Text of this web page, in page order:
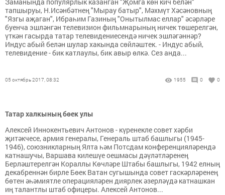
Заманында популярлык казанган "Җомга көн кич белән"
тапшыруы, Н.Исәнбәтнең "Мырау батыр", Мәхмүт Хәсәновның
"Язгы аҗаган", Ибраһим Газиның "Онытылмас еллар" әсәрләре
буенча эшләнгән телевизион фильмнарының ничек төшерелгән,
үткән гасырда татар телевидениесендә ничек эшләгәннәр?
Индус абый белән шулар хакында сөйләштек. - Индус абый,
телевидение - бик катлаулы, бик авыр өлкә. Сез анда...
05 октябрь 2017, 08:32 1955 0 0
Татар халкының бөек улы
Алексей Иннокентьевич Антонов - күренекле совет хәрби
җитәкчесе, армия генералы, Генераль штаб башлыгы (1945-
1946), союзникларның Ялта һәм Потсдам конференцияләрендә
катнашучы, Варшава килешүе оешмасы дәүләтләренең
Берләштерелгән Кораллы Көчләре Штабы башлыгы, 1942 елның
декабреннән бирле Бөек Ватан сугышында совет гаскәрләренең
бөтен әһәмиятле операцияләрен диярлек әзерләүдә катнашкан
иң талантлы штаб офицеры. Алексей Антонов...